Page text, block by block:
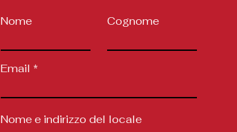
Nome Cognome
Email
Nome e indirizzo del locale